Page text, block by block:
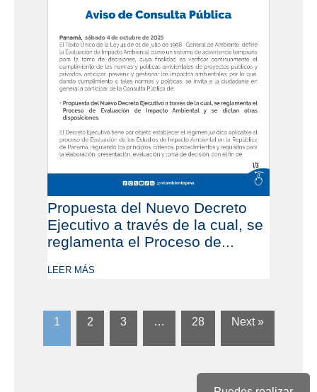
Propuesta del Nuevo Decreto
Ejecutivo a través de la cual, se
reglamenta el Proceso de...
LEER MÁS
1 2 3 … 28 Next »